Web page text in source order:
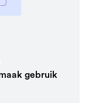
gebruik